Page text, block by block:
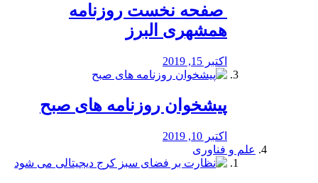
️ صفحه نخست روزنامه‌
همشهری البرز
اکتبر 15, 2019
پیشخوان روزنامه های صبح
اکتبر 10, 2019
علم و فناوری